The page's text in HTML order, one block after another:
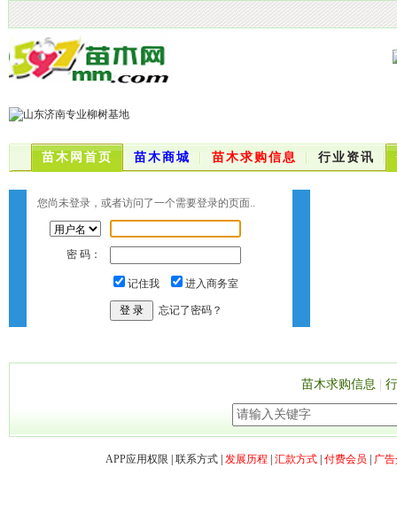
苗木网首页 苗木商城 苗木求购信息 行业资讯
您尚未登录，或者访问了一个需要登录的页面..
密 码：
记住我 进入商务室
忘记了密码？
苗木求购信息
APP应用权限 联系方式| 发展历程 汇款方式| 付费会员 广